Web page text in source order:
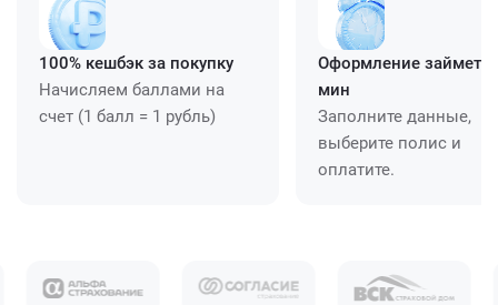
100% кешбэк за покупку
Начисляем баллами на
счет (1 балл = 1 рубль)
Оформление займет
мин
Заполните данные,
выберите полис и
оплатите.